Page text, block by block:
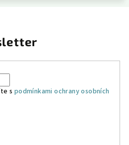
s podmínkami ochrany osobních